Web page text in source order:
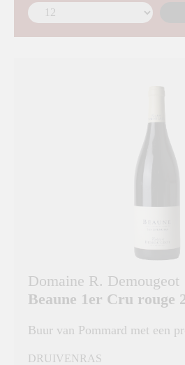
Domaine R. Demougeot
Beaune 1er Cru rouge
Buur van Pommard met een
DRUIVENRAS